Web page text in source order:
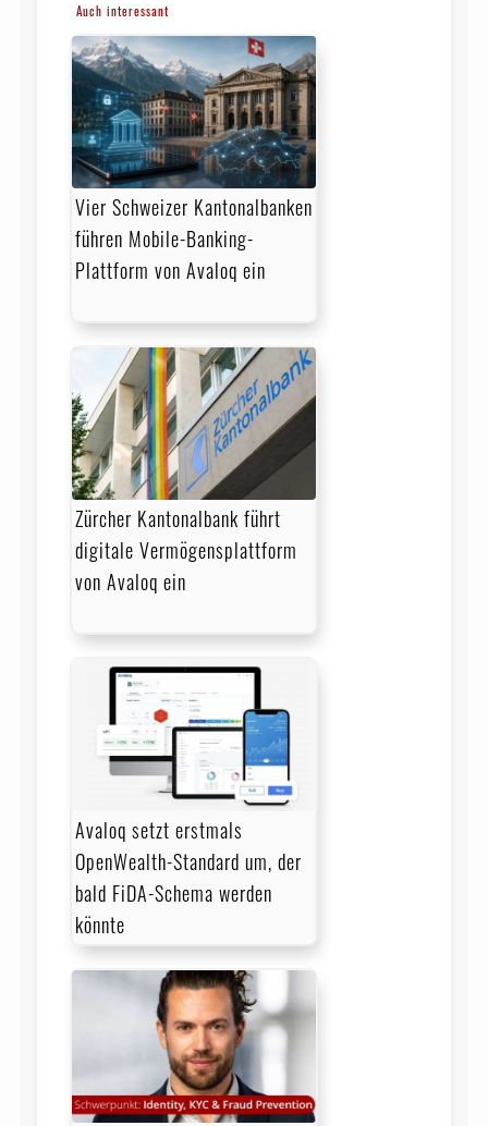
Auch interessant
Vier Schweizer Kantonalbanken
führen Mobile-Banking-
Plattform von Avaloq ein
Zürcher Kantonalbank führt
digitale Vermögensplattform
von Avaloq ein
Avaloq setzt erstmals
OpenWealth-Standard um, der
bald FiDA-Schema werden
könnte